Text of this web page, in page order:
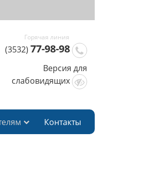
(3532) 77-98-98
Версия для
слабовидящих
Контакты